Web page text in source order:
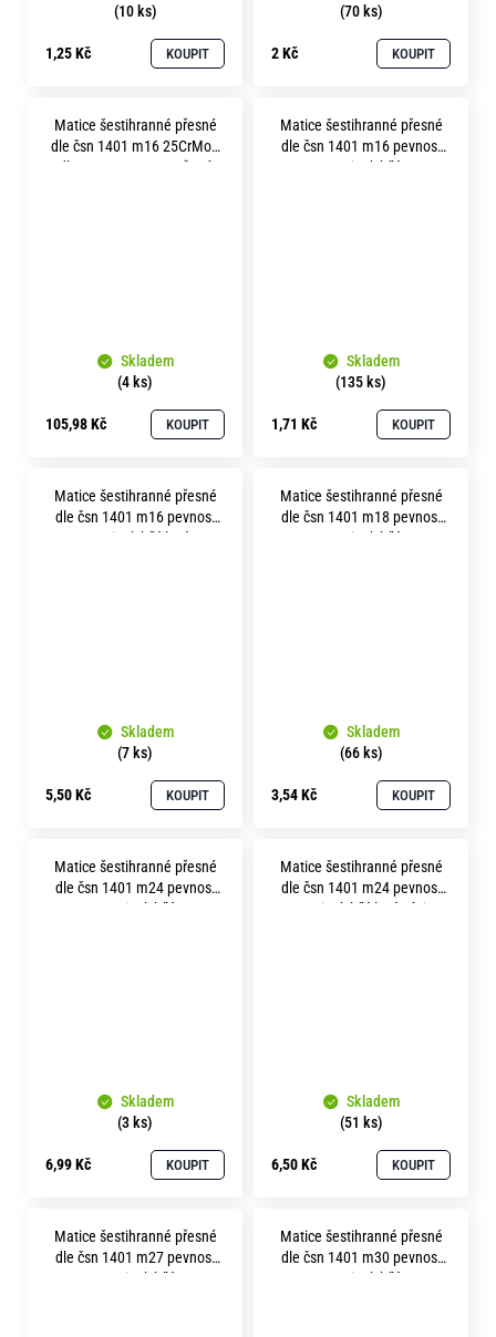
(10 ks)
1,25 Kč KOUPIT
(70 ks)
2 Kč KOUPIT
Matice šestihranné přesné
dle čsn 1401 m16 25CrMo4
dle EN 10083 soutružené
Skladem
(4 ks)
105,98 Kč KOUPIT
Matice šestihranné přesné
dle čsn 1401 m16 pevnost
5.8 zinek bílý
Skladem
(135 ks)
1,71 Kč KOUPIT
Matice šestihranné přesné
dle čsn 1401 m16 pevnost
5.8 zinek bílý levý
Skladem
(7 ks)
5,50 Kč KOUPIT
Matice šestihranné přesné
dle čsn 1401 m18 pevnost
5.8 zinek bílý
Skladem
(66 ks)
3,54 Kč KOUPIT
Matice šestihranné přesné
dle čsn 1401 m24 pevnost
5.8 zinek bílý
Skladem
(3 ks)
6,99 Kč KOUPIT
Matice šestihranné přesné
dle čsn 1401 m24 pevnost
5.8 zinek bílý levý závit
Skladem
(51 ks)
6,50 Kč KOUPIT
Matice šestihranné přesné
dle čsn 1401 m27 pevnost
5.8 zinek bílý
Matice šestihranné přesné
dle čsn 1401 m30 pevnost
5.8 zinek bílý